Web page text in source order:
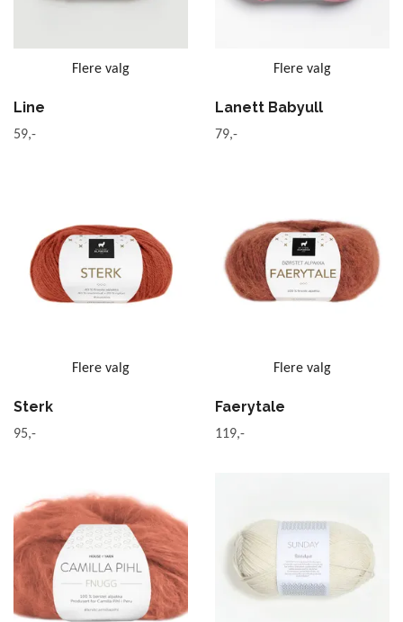
Flere valg
Line
59,-
Flere valg
Lanett Babyull
79,-
Flere valg
Sterk
95,-
Flere valg
Faerytale
119,-